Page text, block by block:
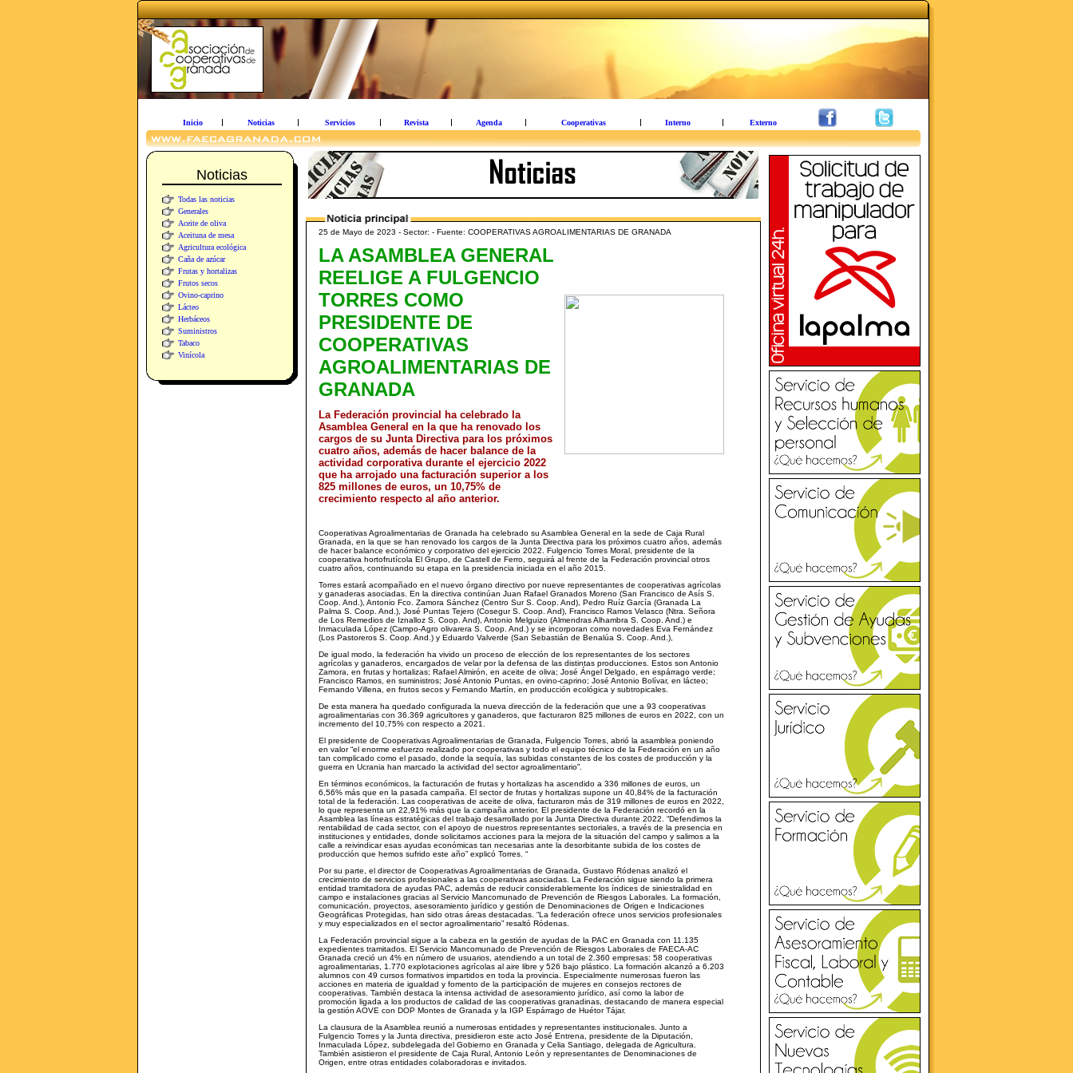
Inicio Noticias Servicios Revista Agenda Cooperativas Interno Externo
Noticias
Todas las noticias
Generales
Aceite de oliva
Aceituna de mesa
Agricultura ecológica
Caña de azúcar
Frutas y hortalizas
Frutos secos
Ovino-caprino
Lácteo
Herbáceos
Suministros
Tabaco
Vinícola
25 de Mayo de 2023 - Sector: - Fuente: COOPERATIVAS AGROALIMENTARIAS DE GRANADA
LA ASAMBLEA GENERAL
REELIGE A FULGENCIO
TORRES COMO
PRESIDENTE DE
COOPERATIVAS
AGROALIMENTARIAS DE
GRANADA
La Federación provincial ha celebrado la
Asamblea General en la que ha renovado los
cargos de su Junta Directiva para los próximos
cuatro años, además de hacer balance de la
actividad corporativa durante el ejercicio 2022
que ha arrojado una facturación superior a los
825 millones de euros, un 10,75% de
crecimiento respecto al año anterior.
Cooperativas Agroalimentarias de Granada ha celebrado su Asamblea General en la sede de Caja Rural
Granada, en la que se han renovado los cargos de la Junta Directiva para los próximos cuatro años, además
de hacer balance económico y corporativo del ejercicio 2022. Fulgencio Torres Moral, presidente de la
cooperativa hortofrutícola El Grupo, de Castell de Ferro, seguirá al frente de la Federación provincial otros
cuatro años, continuando su etapa en la presidencia iniciada en el año 2015.
Torres estará acompañado en el nuevo órgano directivo por nueve representantes de cooperativas agrícolas
y ganaderas asociadas. En la directiva continúan Juan Rafael Granados Moreno (San Francisco de Asís S.
Coop. And.), Antonio Fco. Zamora Sánchez (Centro Sur S. Coop. And), Pedro Ruíz García (Granada La
Palma S. Coop. And.), José Puntas Tejero (Cosegur S. Coop. And), Francisco Ramos Velasco (Ntra. Señora
de Los Remedios de Iznalloz S. Coop. And), Antonio Melguizo (Almendras Alhambra S. Coop. And.) e
Inmaculada López (Campo-Agro olivarera S. Coop. And.) y se incorporan como novedades Eva Fernández
(Los Pastoreros S. Coop. And.) y Eduardo Valverde (San Sebastián de Benalúa S. Coop. And.),
De igual modo, la federación ha vivido un proceso de elección de los representantes de los sectores
agrícolas y ganaderos, encargados de velar por la defensa de las distintas producciones. Estos son Antonio
Zamora, en frutas y hortalizas; Rafael Almirón, en aceite de oliva; José Ángel Delgado, en espárrago verde;
Francisco Ramos, en suministros; José Antonio Puntas, en ovino-caprino; José Antonio Bolívar, en lácteo;
Fernando Villena, en frutos secos y Fernando Martín, en producción ecológica y subtropicales.
De esta manera ha quedado configurada la nueva dirección de la federación que une a 93 cooperativas
agroalimentarias con 36.369 agricultores y ganaderos, que facturaron 825 millones de euros en 2022, con un
incremento del 10,75% con respecto a 2021.
El presidente de Cooperativas Agroalimentarias de Granada, Fulgencio Torres, abrió la asamblea poniendo
en valor “el enorme esfuerzo realizado por cooperativas y todo el equipo técnico de la Federación en un año
tan complicado como el pasado, donde la sequía, las subidas constantes de los costes de producción y la
guerra en Ucrania han marcado la actividad del sector agroalimentario”.
En términos económicos, la facturación de frutas y hortalizas ha ascendido a 336 millones de euros, un
6,56% más que en la pasada campaña. El sector de frutas y hortalizas supone un 40,84% de la facturación
total de la federación. Las cooperativas de aceite de oliva, facturaron más de 319 millones de euros en 2022,
lo que representa un 22,91% más que la campaña anterior. El presidente de la Federación recordó en la
Asamblea las líneas estratégicas del trabajo desarrollado por la Junta Directiva durante 2022. “Defendimos la
rentabilidad de cada sector, con el apoyo de nuestros representantes sectoriales, a través de la presencia en
instituciones y entidades, donde solicitamos acciones para la mejora de la situación del campo y salimos a la
calle a reivindicar esas ayudas económicas tan necesarias ante la desorbitante subida de los costes de
producción que hemos sufrido este año” explicó Torres. “
Por su parte, el director de Cooperativas Agroalimentarias de Granada, Gustavo Ródenas analizó el
crecimiento de servicios profesionales a las cooperativas asociadas. La Federación sigue siendo la primera
entidad tramitadora de ayudas PAC, además de reducir considerablemente los índices de siniestralidad en
campo e instalaciones gracias al Servicio Mancomunado de Prevención de Riesgos Laborales. La formación,
comunicación, proyectos, asesoramiento jurídico y gestión de Denominaciones de Origen e Indicaciones
Geográficas Protegidas, han sido otras áreas destacadas. “La federación ofrece unos servicios profesionales
y muy especializados en el sector agroalimentario” resaltó Ródenas.
La Federación provincial sigue a la cabeza en la gestión de ayudas de la PAC en Granada con 11.135
expedientes tramitados. El Servicio Mancomunado de Prevención de Riesgos Laborales de FAECA-AC
Granada creció un 4% en número de usuarios, atendiendo a un total de 2.360 empresas: 58 cooperativas
agroalimentarias, 1.770 explotaciones agrícolas al aire libre y 526 bajo plástico. La formación alcanzó a 6.203
alumnos con 49 cursos formativos impartidos en toda la provincia. Especialmente numerosas fueron las
acciones en materia de igualdad y fomento de la participación de mujeres en consejos rectores de
cooperativas. También destaca la intensa actividad de asesoramiento jurídico, así como la labor de
promoción ligada a los productos de calidad de las cooperativas granadinas, destacando de manera especial
la gestión AOVE con DOP Montes de Granada y la IGP Espárrago de Huétor Tájar.
La clausura de la Asamblea reunió a numerosas entidades y representantes institucionales. Junto a
Fulgencio Torres y la Junta directiva, presidieron este acto José Entrena, presidente de la Diputación,
Inmaculada López, subdelegada del Gobierno en Granada y Celia Santiago, delegada de Agricultura.
También asistieron el presidente de Caja Rural, Antonio León y representantes de Denominaciones de
Origen, entre otras entidades colaboradoras e invitados.